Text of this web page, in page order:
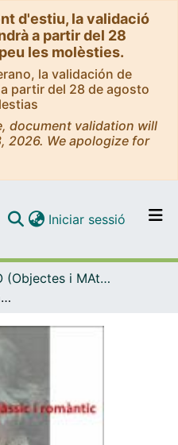
d'estiu, la validació
a partir del 28
les molèsties.
la validación de
partir del 28 de agosto
document validation will
2026. We apologize for
per tot el DD
Iniciar sessió (current)
OMADO (Objectes i MAterials DOcents)
Beethoven: clàssic i romàntic